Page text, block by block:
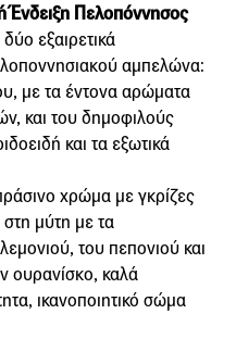
Ένδειξη Πελοπόννησος
εξαιρετικά
αμπελώνα:
µε τα έντονα αρώµατα
και του δημοφιλούς
και τα εξωτικά
χρώμα με γκρίζες
μύτη με τα
του πεπονιού και
ουρανίσκο, καλά
ικανοποιητικό σώμα